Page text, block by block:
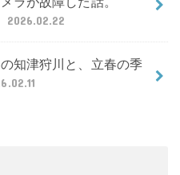
2026.02.22
知津狩川と、立春の季